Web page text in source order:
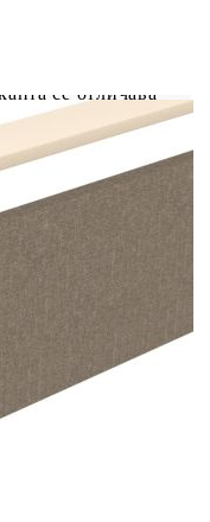
се отличава
и
Горната
според
крака:
които
безопасност и
от
на
остава на
ви по
част на
за гърба,
или
не е
в нашия магазин